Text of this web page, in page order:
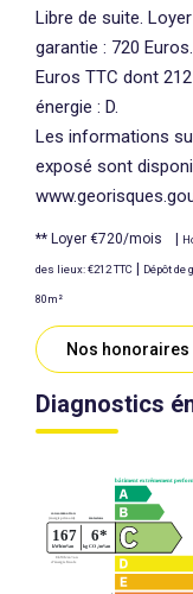
Libre de suite.
garantie : 720
Euros TTC dont
énergie : D.
Les informations
exposé sont
** Loyer €720/mois |
des lieux: €212 TTC | Dépôt de
80m²
Nos honoraires
Diagnostics